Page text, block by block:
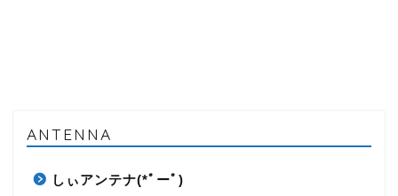
ANTENNA
しぃアンテナ(*ﾟーﾟ)